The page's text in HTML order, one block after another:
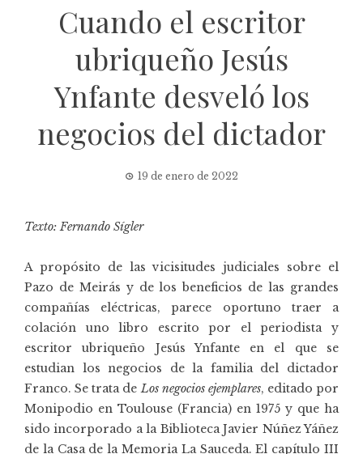
Cuando el escritor
ubriqueño Jesús
Ynfante desveló los
negocios del dictador
19 de enero de 2022
Texto: Fernando Sígler
A propósito de las vicisitudes judiciales sobre el
Pazo de Meirás y de los beneficios de las grandes
compañías eléctricas, parece oportuno traer a
colación uno libro escrito por el periodista y
escritor ubriqueño Jesús Ynfanteen el que se
estudian los negocios de la familia del dictador
Franco. Se trata deLos negocios ejemplares, editado por
Monipodio en Toulouse (Francia) en 1975 y que ha
sido incorporado a la Biblioteca Javier Núñez Yáñez
de la Casa de la Memoria La Sauceda. El capítulo III